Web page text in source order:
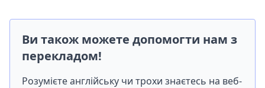
Ви також можете допомогти нам з
перекладом!
Розумієте англійську чи трохи знаєтесь на веб-